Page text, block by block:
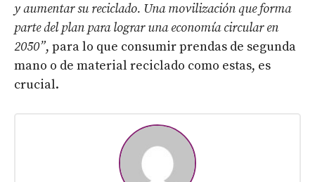
y aumentar su reciclado. Una movilización que forma
parte del plan para lograr una economía circular en
2050”, para lo que consumir prendas de segunda
mano o de material reciclado como estas, es
crucial.